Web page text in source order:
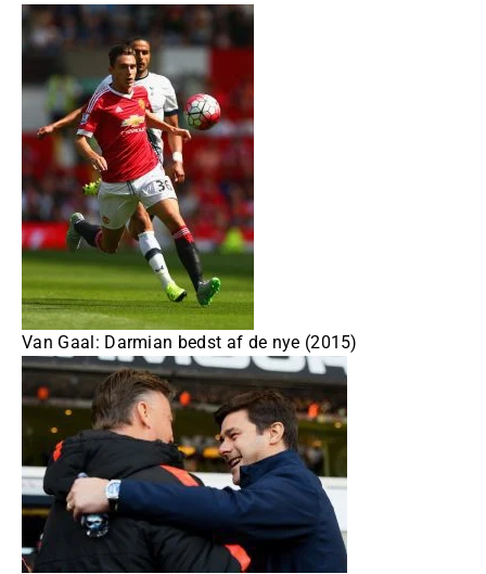
Van Gaal: Darmian bedst af de nye (2015)